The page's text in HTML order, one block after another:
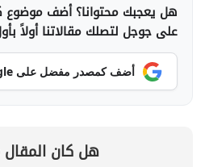
هل يعجبك محتوانا؟ أضف
على جوجل لتصلك مقالاتنا أولاً
أضف كمصدر مفضل على Google
هل كان المقال